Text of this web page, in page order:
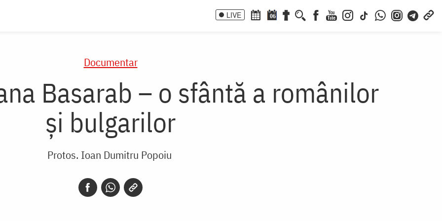
LIVE 06
Documentar
Basarab – o sfântă a românilor
și bulgarilor
Protos. Ioan Dumitru Popoiu